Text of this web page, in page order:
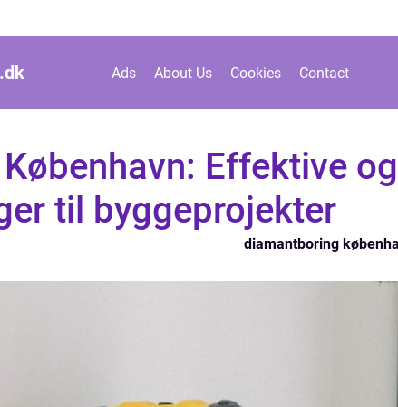
dk Ads About Us Cookies Contact
Effektive og
til byggeprojekter
diamantboring